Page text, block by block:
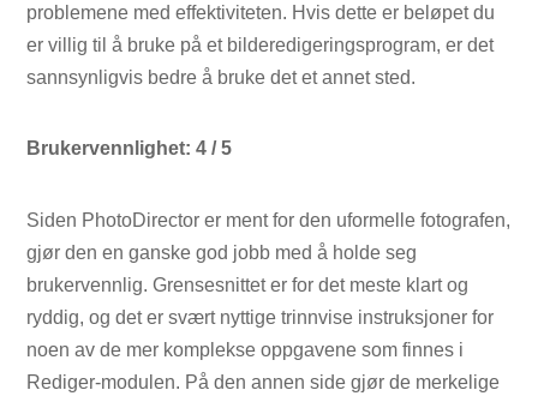
problemene med effektiviteten. Hvis dette er beløpet du
er villig til å bruke på et bilderedigeringsprogram, er det
sannsynligvis bedre å bruke det et annet sted.
Brukervennlighet: 4 / 5
Siden PhotoDirector er ment for den uformelle fotografen,
gjør den en ganske god jobb med å holde seg
brukervennlig. Grensesnittet er for det meste klart og
ryddig, og det er svært nyttige trinnvise instruksjoner for
noen av de mer komplekse oppgavene som finnes i
Rediger-modulen. På den annen side gjør de merkelige